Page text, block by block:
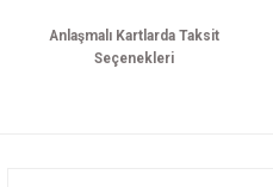
Anlaşmalı Kartlarda Taksit
Seçenekleri